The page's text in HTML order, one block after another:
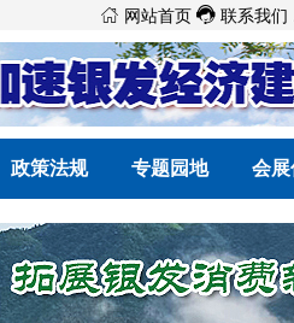
 网站首页  联系我们
政策法规 专题园地 会展